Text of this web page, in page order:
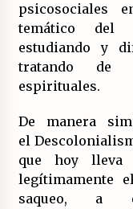
psicosociales
temático del
estudiando y
tratando de
espirituales.
De manera
el
que hoy lleva
legítimamente
saqueo, a